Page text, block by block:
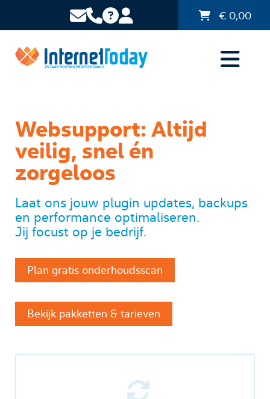
€ 0,00
Websupport: Altijd
veilig, snel én
zorgeloos
Laat ons jouw plugin updates, backups
en performance optimaliseren.
Jij focust op je bedrijf.
Plan gratis onderhoudsscan
Bekijk pakketten & tarieven